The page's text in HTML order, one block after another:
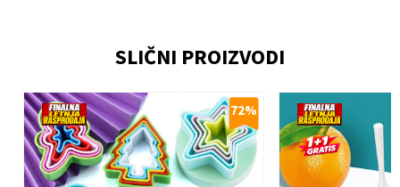
Poruka
SLIČNI PROIZVODI
72%